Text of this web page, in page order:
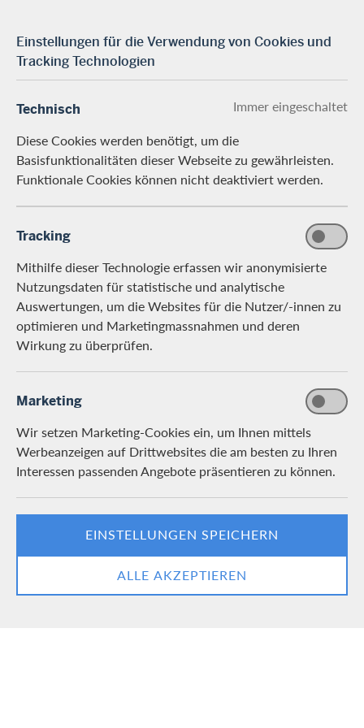
Einstellungen für die Verwendung von Cookies und
Tracking Technologien
Technisch
Immer eingeschaltet
Diese Cookies werden benötigt, um die
Basisfunktionalitäten dieser Webseite zu gewährleisten.
Funktionale Cookies können nicht deaktiviert werden.
Tracking
Mithilfe dieser Technologie erfassen wir anonymisierte
Nutzungsdaten für statistische und analytische
Auswertungen, um die Websites für die Nutzer/-innen zu
optimieren und Marketingmassnahmen und deren
Wirkung zu überprüfen.
Marketing
Wir setzen Marketing-Cookies ein, um Ihnen mittels
Werbeanzeigen auf Drittwebsites die am besten zu Ihren
Interessen passenden Angebote präsentieren zu können.
EINSTELLUNGEN SPEICHERN
ALLE AKZEPTIEREN